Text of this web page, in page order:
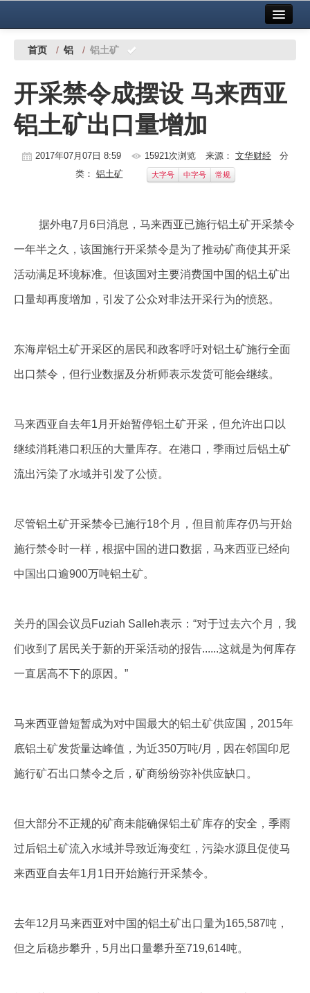
中国有色金属报社主办 广告服务
铜镍铅锌
铝
稀有稀土
镁钛
地矿 建设
党建工作
数字报
首页 / 铝 / 铝土矿
开采禁令成摆设 马来西亚
铝土矿出口量增加
2017年07月07日 8:59 15921次浏览 来源： 文华财经 分
类： 铝土矿 大字号 中字号 常规
据外电7月6日消息，马来西亚已施行铝土矿开采禁令
一年半之久，该国施行开采禁令是为了推动矿商使其开采
活动满足环境标准。但该国对主要消费国中国的铝土矿出
口量却再度增加，引发了公众对非法开采行为的愤怒。
东海岸铝土矿开采区的居民和政客呼吁对铝土矿施行全面
出口禁令，但行业数据及分析师表示发货可能会继续。
马来西亚自去年1月开始暂停铝土矿开采，但允许出口以
继续消耗港口积压的大量库存。在港口，季雨过后铝土矿
流出污染了水域并引发了公愤。
尽管铝土矿开采禁令已施行18个月，但目前库存仍与开始
施行禁令时一样，根据中国的进口数据，马来西亚已经向
中国出口逾900万吨铝土矿。
关丹的国会议员Fuziah Salleh表示：“对于过去六个月，我
们收到了居民关于新的开采活动的报告......这就是为何库存
一直居高不下的原因。”
马来西亚曾短暂成为对中国最大的铝土矿供应国，2015年
底铝土矿发货量达峰值，为近350万吨/月，因在邻国印尼
施行矿石出口禁令之后，矿商纷纷弥补供应缺口。
但大部分不正规的矿商未能确保铝土矿库存的安全，季雨
过后铝土矿流入水域并导致近海变红，污染水源且促使马
来西亚自去年1月1日开始施行开采禁令。
去年12月马来西亚对中国的铝土矿出口量为165,587吨，
但之后稳步攀升，5月出口量攀升至719,614吨。